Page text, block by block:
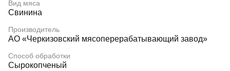
Вид мяса
Свинина
Производитель
АО «Черкизовский мясоперерабатывающий завод»
Способ обработки
Сырокопченый